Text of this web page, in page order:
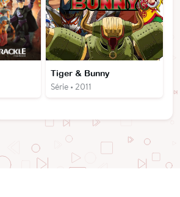
Tiger & Bunny
Série • 2011